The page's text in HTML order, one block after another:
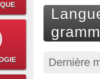
Dernière